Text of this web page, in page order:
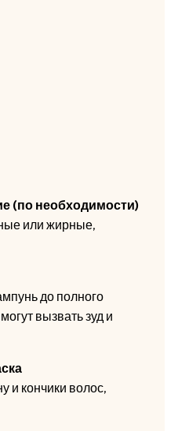
(по необходимости)
или жирные,
до полного
вызвать зуд и
и кончики волос,